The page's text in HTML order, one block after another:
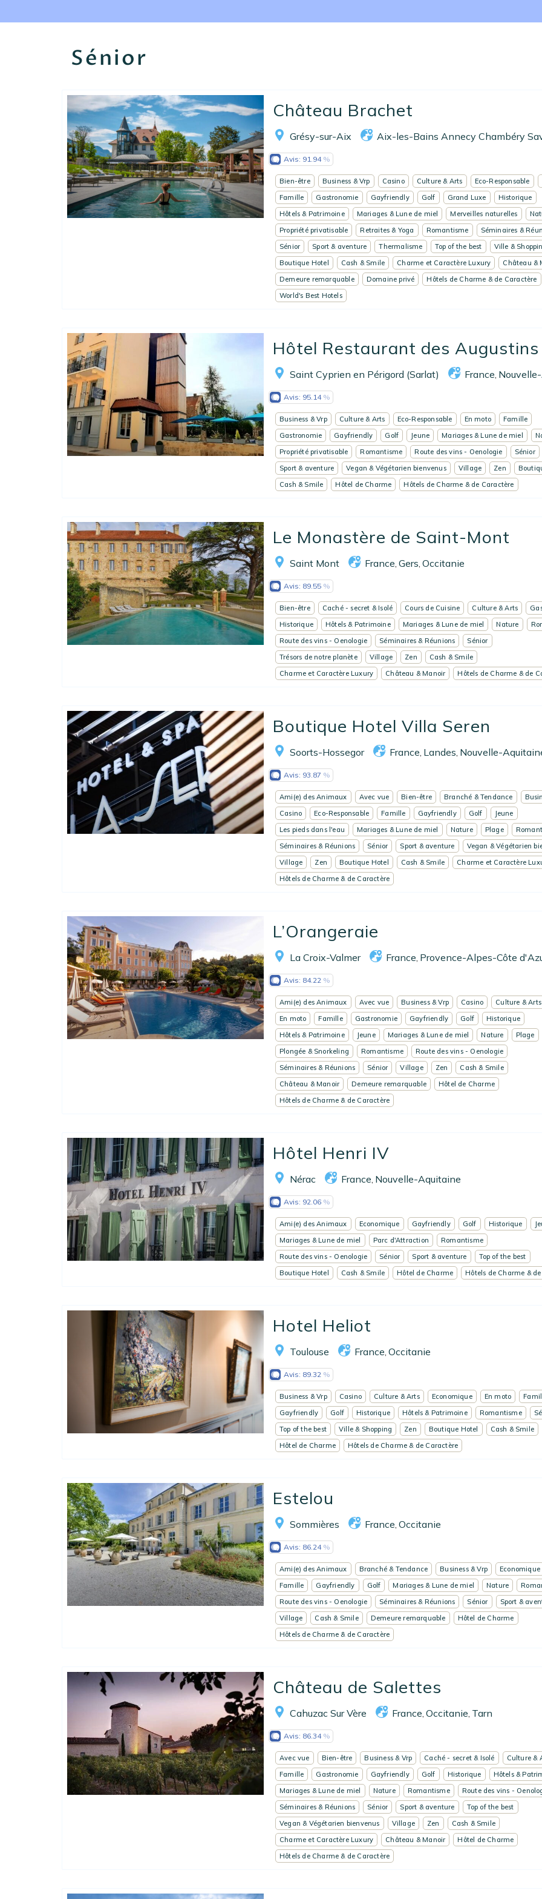
Réserver un séjour
Nos adresses en France
Nos adresses dans le monde
Nos collections
Notre programme de fidélité
Ecrivez-nous
EN
Sénior
Château Brachet
Grésy-sur-Aix Aix-les-Bains Annecy Chambéry
Avis: 91.94
Bien-être Business & Vrp Casino Culture & Arts Eco-Responsable
Famille
Gastronomie Gayfriendly Golf Grand Luxe
Historique
Hôtels & Patrimoine
Mariages & Lune de miel Merveilles naturelles
Propriété privatisable
Retraites & Yoga Romantisme
Séminaires &
Sénior
Sport & aventure Thermalisme Top of the best Ville &
Boutique Hotel
Cash & Smile Charme et Caractère Luxury
Château &
Demeure remarquable
Domaine privé
Hôtels de Charme & de Caractère
World's Best Hotels
Hôtel Restaurant des Augustins
Saint Cyprien en Périgord (Sarlat) France
Avis: 95.14
Business & Vrp Culture & Arts Eco-Responsable En moto
Famille
Gastronomie
Gayfriendly Golf Jeune Mariages & Lune de miel
Propriété privatisable
Romantisme Route des vins - Oenologie
Sénior
Sport & aventure
Vegan & Végétarien bienvenus Village Zen
Cash & Smile
Hôtel de Charme Hôtels de Charme & de Caractère
Le Monastère de Saint-Mont
Saint Mont France Gers Occitanie
Avis: 89.55
Bien-être Caché - secret & Isolé Cours de Cuisine Culture & Arts
Historique
Hôtels & Patrimoine Mariages & Lune de miel Nature
Route des vins - Oenologie
Séminaires & Réunions
Sénior
Trésors de notre planète
Village Zen
Cash & Smile
Charme et Caractère Luxury
Château & Manoir Hôtels de Charme & de
Boutique Hotel Villa Seren
Soorts-Hossegor France Landes Nouvelle-
Avis: 93.87
Ami(e) des Animaux Avec vue Bien-être Branché & Tendance
Casino
Eco-Responsable Famille Gayfriendly Golf
Jeune
Les pieds dans l'eau
Mariages & Lune de miel Nature Plage
Séminaires & Réunions
Sénior Sport & aventure
Vegan & Végétarien
Village
Zen Boutique Hotel Cash & Smile
Charme et Caractère
Hôtels de Charme & de Caractère
L’Orangeraie
La Croix-Valmer France Provence-Alpes-Côte
Avis: 84.22
Ami(e) des Animaux Avec vue Business & Vrp Casino
Culture & Arts
En moto
Famille Gastronomie Gayfriendly Golf
Historique
Hôtels & Patrimoine
Jeune Mariages & Lune de miel Nature
Plage
Plongée & Snorkeling
Romantisme
Route des vins - Oenologie
Séminaires & Réunions
Sénior Village Zen
Cash & Smile
Château & Manoir
Demeure remarquable
Hôtel de Charme
Hôtels de Charme & de Caractère
Hôtel Henri IV
Nérac France Nouvelle-Aquitaine
Avis: 92.06
Ami(e) des Animaux Economique Gayfriendly Golf Historique
Mariages & Lune de miel
Parc d'Attraction
Romantisme
Route des vins - Oenologie
Sénior Sport & aventure
Top of the best
Boutique Hotel
Cash & Smile Hôtel de Charme Hôtels de Charme &
Hotel Heliot
Toulouse France Occitanie
Avis: 89.32
Business & Vrp Casino Culture & Arts Economique En moto
Gayfriendly
Golf Historique Hôtels & Patrimoine Romantisme
Top of the best
Ville & Shopping Zen Boutique Hotel
Cash & Smile
Hôtel de Charme
Hôtels de Charme & de Caractère
Estelou
Sommières France Occitanie
Avis: 86.24
Ami(e) des Animaux Branché & Tendance Business & Vrp
Economique
Famille
Gayfriendly Golf Mariages & Lune de miel Nature
Route des vins - Oenologie
Séminaires & Réunions Sénior
Sport &
Village
Cash & Smile Demeure remarquable
Hôtel de Charme
Hôtels de Charme & de Caractère
Château de Salettes
Cahuzac Sur Vère France Occitanie Tarn
Avis: 86.34
Avec vue Bien-être Business & Vrp Caché - secret & Isolé
Culture &
Famille
Gastronomie Gayfriendly Golf Historique
Hôtels &
Mariages & Lune de miel
Nature Romantisme
Route des vins -
Séminaires & Réunions
Sénior Sport & aventure
Top of the best
Vegan & Végétarien bienvenus
Village Zen
Cash & Smile
Charme et Caractère Luxury
Château & Manoir
Hôtel de Charme
Hôtels de Charme & de Caractère